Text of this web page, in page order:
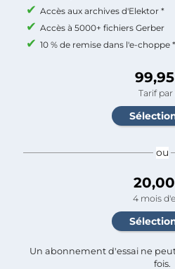
Accès aux archives d'Elektor *
Accès à 5000+ fichiers Gerber
10 % de remise dans l'e-choppe *
Tarif par
ou
4 mois
Un abonnement d'essai ne
fois.​